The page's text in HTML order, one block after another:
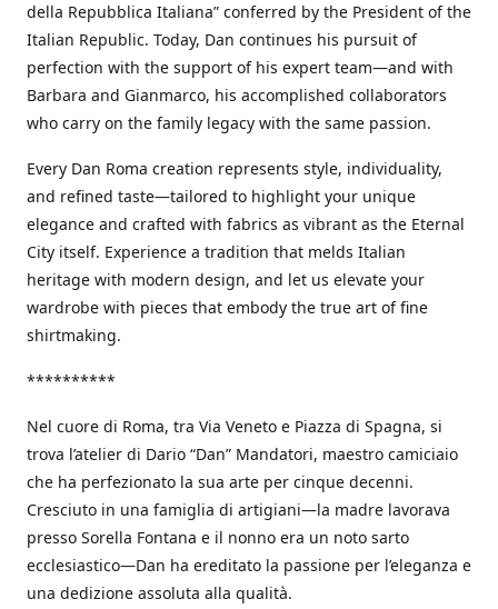
della Repubblica Italiana” conferred by the President of the
Italian Republic. Today, Dan continues his pursuit of
perfection with the support of his expert team—and with
Barbara and Gianmarco, his accomplished collaborators
who carry on the family legacy with the same passion.
Every Dan Roma creation represents style, individuality,
and refined taste—tailored to highlight your unique
elegance and crafted with fabrics as vibrant as the Eternal
City itself. Experience a tradition that melds Italian
heritage with modern design, and let us elevate your
wardrobe with pieces that embody the true art of fine
shirtmaking.
**********
Nel cuore di Roma, tra Via Veneto e Piazza di Spagna, si
trova l’atelier di Dario “Dan” Mandatori, maestro camiciaio
che ha perfezionato la sua arte per cinque decenni.
Cresciuto in una famiglia di artigiani—la madre lavorava
presso Sorella Fontana e il nonno era un noto sarto
ecclesiastico—Dan ha ereditato la passione per l’eleganza e
una dedizione assoluta alla qualità.